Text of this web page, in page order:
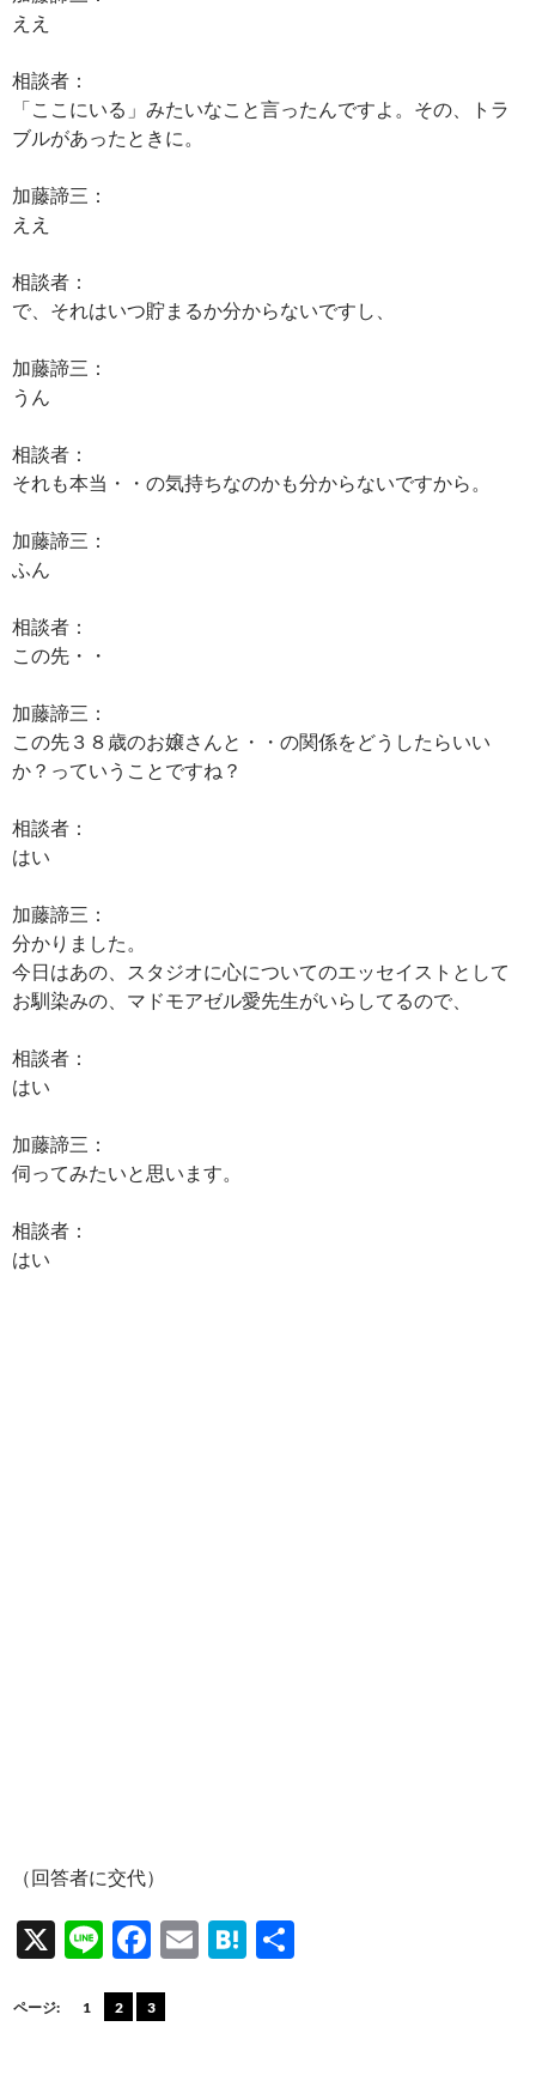
ええ
相談者：
「ここにいる」みたいなこと言ったんですよ。その、トラ
ブルがあったときに。
加藤諦三：
ええ
相談者：
で、それはいつ貯まるか分からないですし、
加藤諦三：
うん
相談者：
それも本当・・の気持ちなのかも分からないですから。
加藤諦三：
ふん
相談者：
この先・・
加藤諦三：
この先３８歳のお嬢さんと・・の関係をどうしたらいい
か？っていうことですね？
相談者：
はい
加藤諦三：
分かりました。
今日はあの、スタジオに心についてのエッセイストとして
お馴染みの、マドモアゼル愛先生がいらしてるので、
相談者：
はい
加藤諦三：
伺ってみたいと思います。
相談者：
はい
（回答者に交代）
X
Li
e
F
e
E
H
ページ: 1 2 3